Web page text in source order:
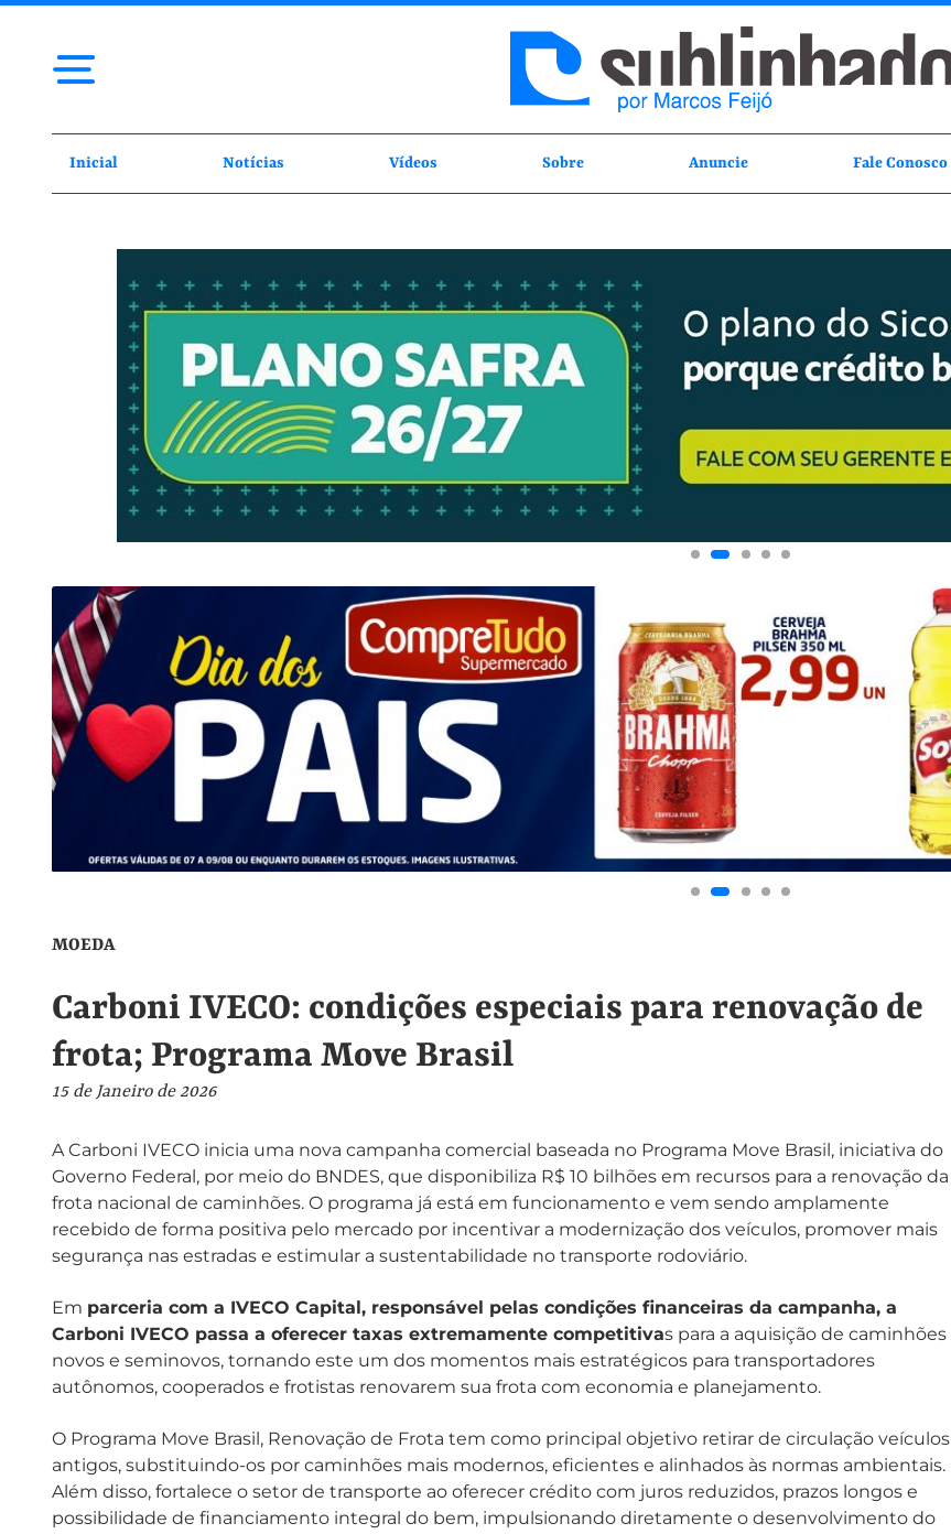
Inicial Notícias Vídeos Sobre Anuncie Fale Conosco
MOEDA
Carboni IVECO: condições especiais para renovação de
frota; Programa Move Brasil
15 de Janeiro de 2026
A Carboni IVECO inicia uma nova campanha comercial baseada no Programa Move Brasil, iniciativa do
Governo Federal, por meio do BNDES, que disponibiliza R$ 10 bilhões em recursos para a renovação da
frota nacional de caminhões. O programa já está em funcionamento e vem sendo amplamente
recebido de forma positiva pelo mercado por incentivar a modernização dos veículos, promover mais
segurança nas estradas e estimular a sustentabilidade no transporte rodoviário.
Em parceria com a IVECO Capital, responsável pelas condições financeiras da campanha, a
Carboni IVECO passa a oferecer taxas extremamente competitivas para a aquisição de caminhões
novos e seminovos, tornando este um dos momentos mais estratégicos para transportadores
autônomos, cooperados e frotistas renovarem sua frota com economia e planejamento.
O Programa Move Brasil, Renovação de Frota tem como principal objetivo retirar de circulação veículos
antigos, substituindo-os por caminhões mais modernos, eficientes e alinhados às normas ambientais.
Além disso, fortalece o setor de transporte ao oferecer crédito com juros reduzidos, prazos longos e
possibilidade de financiamento integral do bem, impulsionando diretamente o desenvolvimento do